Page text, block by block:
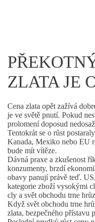
ZLATA JE
Cena zlata opět zažívá
je ve světě pnutí. Pokud
prolomení doposud
Tentokrát se o růst
Kanada, Mexiko nebo EU
bude mít vítěze.
Dávná praxe a zkušenost
konzumenty, brzdí
obavy panují právě teď.
kategorie zboží vysokými
cly a svět obchodu trne
Když svět obchodu trne
zlata, bezpečného přístavu